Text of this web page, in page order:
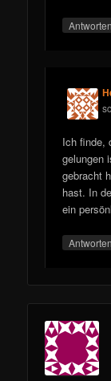
Antworten
Ich finde,
gelungen
gebracht
hast. In
ein
Antworten